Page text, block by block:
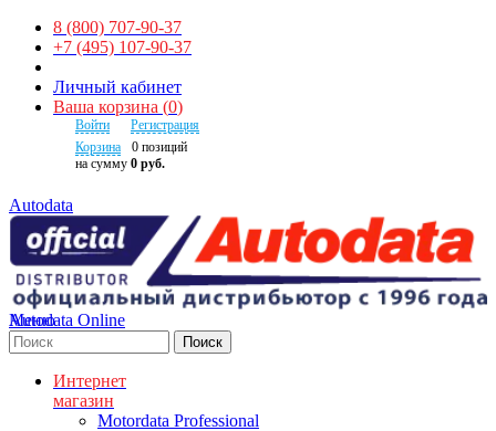
8 (800) 707-90-37
+7 (495) 107-90-37
Личный кабинет
Ваша корзина (0)
Войти
Регистрация
Корзина
0 позиций
на сумму 0 руб.
Autodata
Autodata Online
Меню
Поиск
Интернет
магазин
Motordata Professional